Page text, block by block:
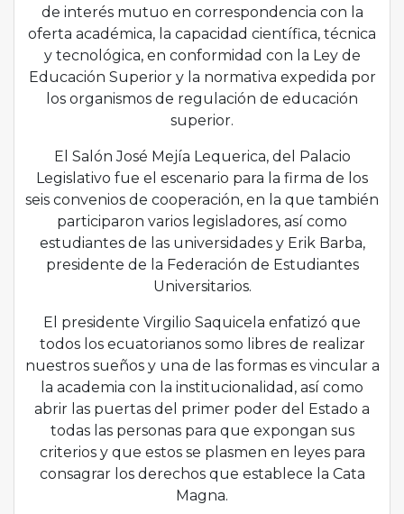
de interés mutuo en correspondencia con la
oferta académica, la capacidad científica, técnica
y tecnológica, en conformidad con la Ley de
Educación Superior y la normativa expedida por
los organismos de regulación de educación
superior.
El Salón José Mejía Lequerica, del Palacio
Legislativo fue el escenario para la firma de los
seis convenios de cooperación, en la que también
participaron varios legisladores, así como
estudiantes de las universidades y Erik Barba,
presidente de la Federación de Estudiantes
Universitarios.
El presidente Virgilio Saquicela enfatizó que
todos los ecuatorianos somo libres de realizar
nuestros sueños y una de las formas es vincular a
la academia con la institucionalidad, así como
abrir las puertas del primer poder del Estado a
todas las personas para que expongan sus
criterios y que estos se plasmen en leyes para
consagrar los derechos que establece la Cata
Magna.